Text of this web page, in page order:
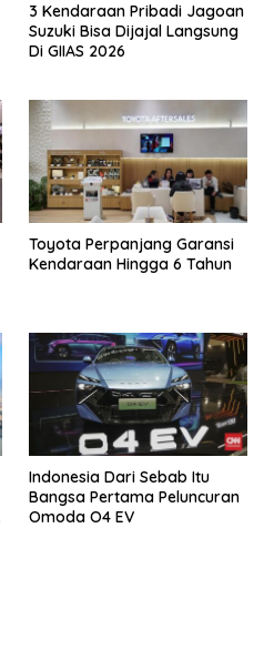
3 Kendaraan Pribadi Jagoan
Suzuki Bisa Dijajal Langsung
Di GIIAS 2026
Toyota Perpanjang Garansi
Kendaraan Hingga 6 Tahun
Indonesia Dari Sebab Itu
Bangsa Pertama Peluncuran
Omoda O4 EV